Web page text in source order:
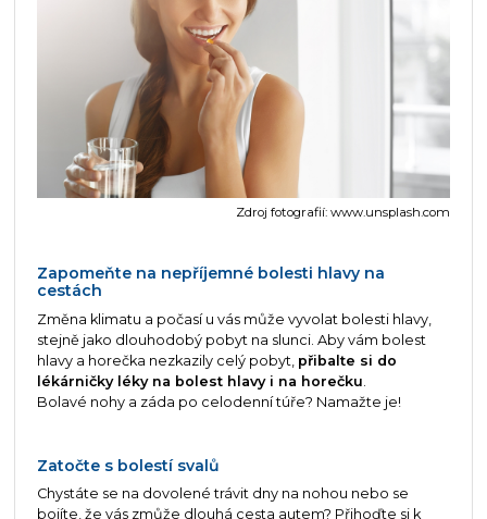
Zdroj fotografií: www.unsplash.com
Zapomeňte na nepříjemné bolesti hlavy na
cestách
Změna klimatu a počasí u vás může vyvolat bolesti hlavy,
stejně jako dlouhodobý pobyt na slunci. Aby vám bolest
hlavy a horečka nezkazily celý pobyt, přibalte si do
lékárničky léky na bolest hlavy i na horečku
Bolavé nohy a záda po celodenní túře? Namažte je!
Zatočte s bolestí svalů
Chystáte se na dovolené trávit dny na nohou nebo se
bojíte, že vás zmůže dlouhá cesta autem? Přihoďte si k